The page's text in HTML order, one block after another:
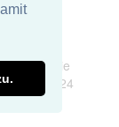
für die
2024